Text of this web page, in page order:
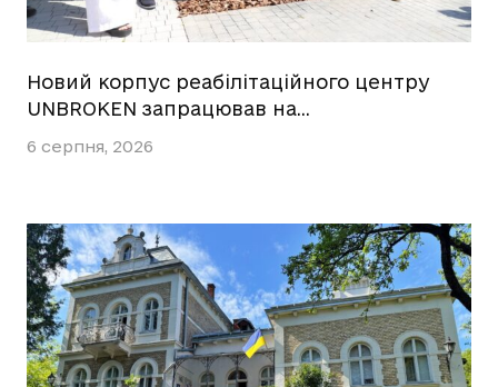
Новий корпус реабілітаційного центру
UNBROKEN запрацював на…
6 серпня, 2026